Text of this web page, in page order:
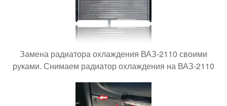
Замена радиатора охлаждения ВАЗ-2110 своими
руками. Снимаем радиатор охлаждения на ВАЗ-2110